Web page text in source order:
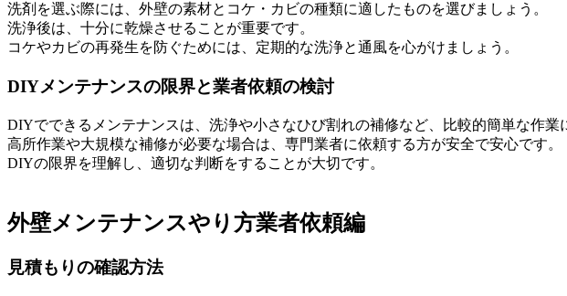
洗剤を選ぶ際には、外壁の素材とコケ・カビの種類に適したものを選びましょう。
洗浄後は、十分に乾燥させることが重要です。
コケやカビの再発生を防ぐためには、定期的な洗浄と通風を心がけましょう。
DIYメンテナンスの限界と業者依頼の検討
DIYでできるメンテナンスは、洗浄や小さなひび割れの補修など、比較的簡単な作業
高所作業や大規模な補修が必要な場合は、専門業者に依頼する方が安全で安心です。
DIYの限界を理解し、適切な判断をすることが大切です。
外壁メンテナンスやり方業者依頼編
見積もりの確認方法